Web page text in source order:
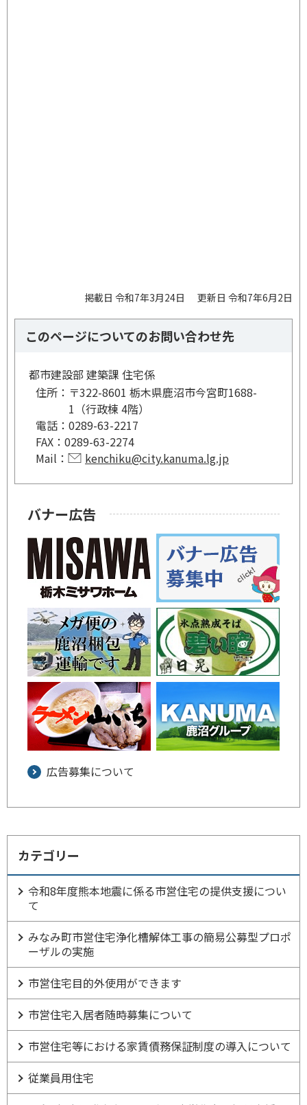
掲載日 令和7年3月24日 更新日 令和7年6月2日
このページについてのお問い合わせ先
都市建設部 建築課 住宅係
住所： 〒322-8601 栃木県鹿沼市今宮町1688-
1（行政棟 4階）
電話： 0289-63-2217
FAX： 0289-63-2274
Mail：
kenchiku@city.kanuma.lg.jp
バナー広告
広告募集について
カテゴリー
令和8年度熊本地震に係る市営住宅の提供支援につい
て
みなみ町市営住宅浄化槽解体工事の簡易公募型プロポ
ーザルの実施
市営住宅目的外使用ができます
市営住宅入居者随時募集について
市営住宅等における家賃債務保証制度の導入について
従業員用住宅